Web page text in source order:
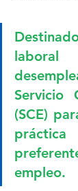
Servicio
(SCE)
empleo.